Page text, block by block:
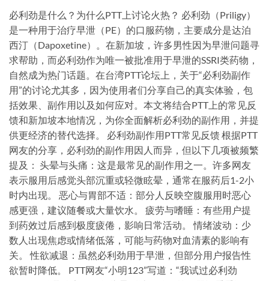
必利劲是什么？为什么PTT上讨论火热？ 必利劲（Priligy）
是一种用于治疗早泄（PE）的口服药物，主要成分是达泊
西汀（Dapoxetine）。在新加坡，许多男性因为早泄问题寻
求帮助，而必利劲作为唯一被批准用于早泄的SSRI类药物，
自然成为热门话题。在台湾PTT论坛上，关于“必利劲副作
用”的讨论尤其多，因为使用者们分享自己的真实体验，包
括效果、副作用以及如何应对。本文将结合PTT上的常见反
馈和新加坡本地情况，为你全面解析必利劲的副作用，并提
供更经济的替代选择。 必利劲副作用PTT常见反馈 根据PTT
网友的分享，必利劲的副作用因人而异，但以下几项被频繁
提及： 头晕与头痛：这是最常见的副作用之一。许多网友
表示服用后感觉头部沉重或轻微眩晕，通常在服药后1-2小
时内出现。 恶心与胃部不适：部分人反映空腹服用时恶心
感更强，建议随餐或大量饮水。 疲劳与嗜睡：有些用户提
到药效过后感到极度疲倦，影响日常活动。 情绪波动：少
数人出现焦虑或情绪低落，可能与药物对血清素的影响有
关。 性欲减退：虽然必利劲用于早泄，但部分用户报告性
欲暂时降低。 PTT网友“小明123”写道：“我试过必利劲